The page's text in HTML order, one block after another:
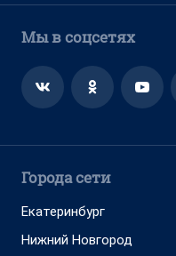
Мы в соцсетях
Города сети
Екатеринбург
Нижний Новгород